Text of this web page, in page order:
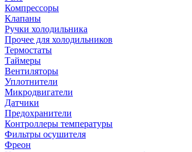
Компрессоры
Клапаны
Ручки холодильника
Прочее для холодильников
Термостаты
Таймеры
Вентиляторы
Уплотнители
Микродвигатели
Датчики
Предохранители
Контроллеры температуры
Фильтры осушителя
Фреон